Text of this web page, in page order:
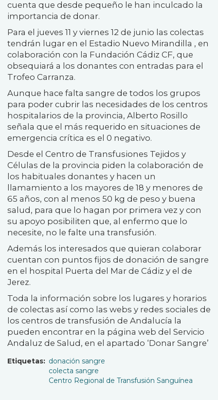
cuenta que desde pequeño le han inculcado la
importancia de donar.
Para el jueves 11 y viernes 12 de junio las colectas
tendrán lugar en el Estadio Nuevo Mirandilla , en
colaboración con la Fundación Cádiz CF, que
obsequiará a los donantes con entradas para el
Trofeo Carranza.
Aunque hace falta sangre de todos los grupos
para poder cubrir las necesidades de los centros
hospitalarios de la provincia, Alberto Rosillo
señala que el más requerido en situaciones de
emergencia crítica es el 0 negativo.
Desde el Centro de Transfusiones Tejidos y
Células de la provincia piden la colaboración de
los habituales donantes y hacen un
llamamiento a los mayores de 18 y menores de
65 años, con al menos 50 kg de peso y buena
salud, para que lo hagan por primera vez y con
su apoyo posibiliten que, al enfermo que lo
necesite, no le falte una transfusión.
Además los interesados que quieran colaborar
cuentan con puntos fijos de donación de sangre
en el hospital Puerta del Mar de Cádiz y el de
Jerez.
Toda la información sobre los lugares y horarios
de colectas así como las webs y redes sociales de
los centros de transfusión de Andalucía la
pueden encontrar en la página web del Servicio
Andaluz de Salud, en el apartado ‘Donar Sangre’
Etiquetas
donación sangre
colecta sangre
Centro Regional de Transfusión Sanguínea